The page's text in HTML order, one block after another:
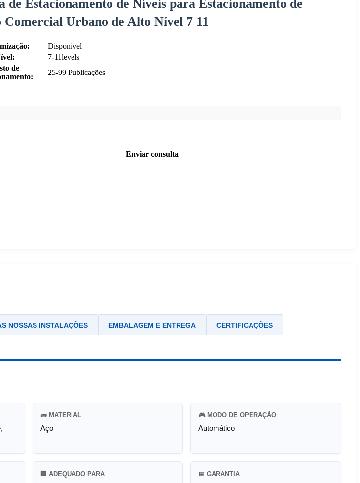
de Estacionamento de Níveis para Estacionamento de
Comercial Urbano de Alto Nível 7 11
Disponível
7-11levels
de
25-99 Publicações
Enviar consulta
NOSSAS INSTALAÇÕES EMBALAGEM E ENTREGA CERTIFICAÇÕES
🧱 MATERIAL
Aço
🎮 MODO DE OPERAÇÃO
Automático
🏢 ADEQUADO PARA 📅 GARANTIA